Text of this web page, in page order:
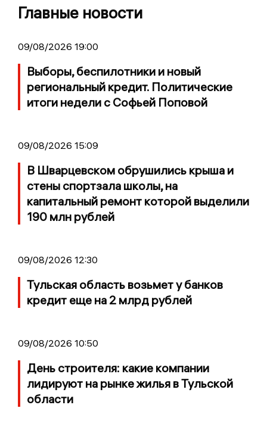
Главные новости
09/08/2026 19:00
Выборы, беспилотники и новый
региональный кредит. Политические
итоги недели с Софьей Поповой
09/08/2026 15:09
В Шварцевском обрушились крыша и
стены спортзала школы, на
капитальный ремонт которой выделили
190 млн рублей
09/08/2026 12:30
Тульская область возьмет у банков
кредит еще на 2 млрд рублей
09/08/2026 10:50
День строителя: какие компании
лидируют на рынке жилья в Тульской
области